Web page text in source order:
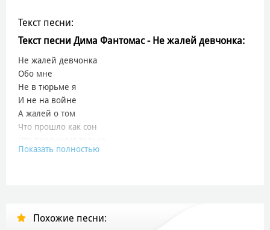
Текст песни:
Текст песни Дима Фантомас - Не жалей девчонка:
Не жалей девчонка
Обо мне
Не в тюрьме я
И не на войне
А жалей о том
Что прошло как сон
Нам вдвоем
Как кружит листва
Показать полностью
Похожие песни: